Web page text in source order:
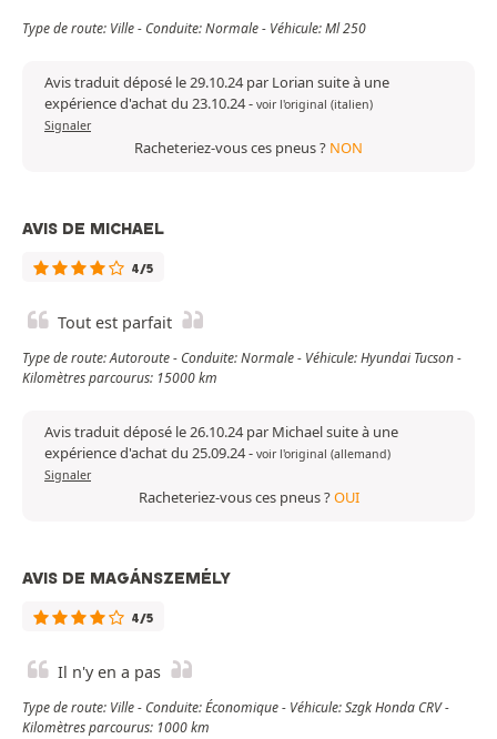
Type de route: Ville - Conduite: Normale - Véhicule: Ml 250
Avis traduit déposé le 29.10.24 par Lorian suite à une
expérience d'achat du 23.10.24- voir l'original (italien)
Signaler
Racheteriez-vous ces pneus ? NON
AVIS DE MICHAEL
4/5
Tout est parfait
Type de route: Autoroute - Conduite: Normale - Véhicule: Hyundai Tucson -
Kilomètres parcourus: 15000 km
Avis traduit déposé le 26.10.24 par Michael suite à une
expérience d'achat du 25.09.24- voir l'original (allemand)
Signaler
Racheteriez-vous ces pneus ?OUI
AVIS DE MAGÁNSZEMÉLY
4/5
Il n'y en a pas
Type de route: Ville - Conduite: Économique - Véhicule: Szgk Honda CRV -
Kilomètres parcourus: 1000 km